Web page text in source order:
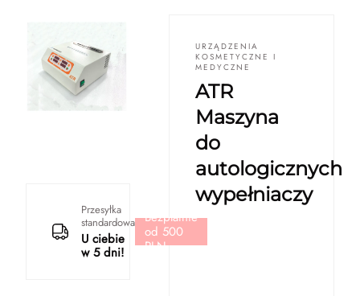
Przesyłka
standardowa
U ciebie
w 5 dni!
Bezpłatnie
od 500
PLN
URZĄDZENIA
KOSMETYCZNE I
MEDYCZNE
ATR
Maszyna
do
autologicznych
wypełniaczy